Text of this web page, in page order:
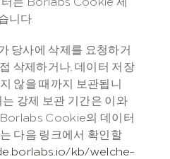
니다.
당사에 삭제를 요청하거
삭제하거나, 데이터 저장
않을 때까지 보관됩니
강제 보관 기간은 이와
Cookie의 데이터
다음 링크에서 확인할
kb/welche-